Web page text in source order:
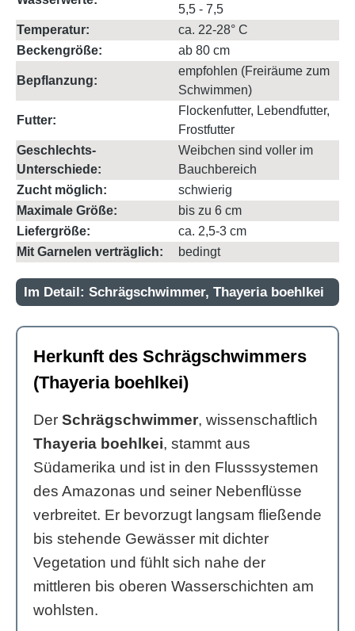
5,5 - 7,5
Temperatur:
ca. 22-28° C
Beckengröße:
ab 80 cm
Bepflanzung:
empfohlen (Freiräume zum
Schwimmen)
Futter:
Flockenfutter, Lebendfutter,
Frostfutter
Geschlechts-
Unterschiede:
Weibchen sind voller im
Bauchbereich
Zucht möglich:
schwierig
Maximale Größe:
bis zu 6 cm
Liefergröße:
ca. 2,5-3 cm
Mit Garnelen verträglich:
bedingt
Im Detail: Schrägschwimmer, Thayeria boehlkei
Herkunft des Schrägschwimmers
(Thayeria boehlkei)
Der Schrägschwimmer, wissenschaftlich
Thayeria boehlkei, stammt aus
Südamerika und ist in den Flusssystemen
des Amazonas und seiner Nebenflüsse
verbreitet. Er bevorzugt langsam fließende
bis stehende Gewässer mit dichter
Vegetation und fühlt sich nahe der
mittleren bis oberen Wasserschichten am
wohlsten.